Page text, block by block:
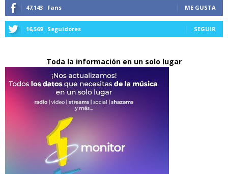
47,143 Fans ME GUSTA
16,569 Seguidores SEGUIR
Toda la información en un solo lugar